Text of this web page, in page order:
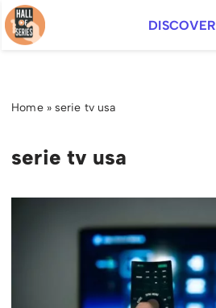
Vai
DISCOVER
Home» serie tv usa
serie tv usa